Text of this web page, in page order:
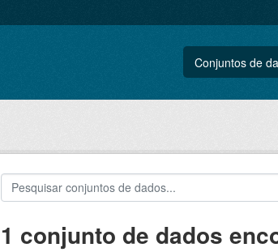
Conjuntos de
1 conjunto de dados